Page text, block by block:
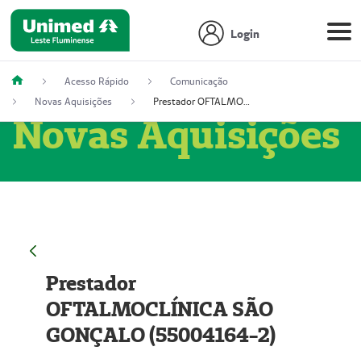
Login
Acesso Rápido
Comunicação
Novas Aquisições
Prestador OFTALMOCLÍNICA SÃO GONÇALO (55004164-2)
Novas Aquisições
Prestador
OFTALMOCLÍNICA SÃO
GONÇALO (55004164-2)